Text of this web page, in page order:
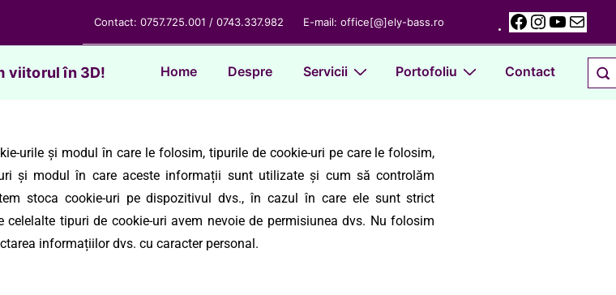
Contact: 0757.725.001 / 0743.337.982 E-mail: office[@]ely-bass.ro
viitorul în 3D! Home Despre Servicii Portofoliu Contact
urile și modul în care le folosim, tipurile de cookie-uri pe care le folosim,
și modul în care aceste informații sunt utilizate și cum să controlăm
stoca cookie-uri pe dispozitivul dvs., în cazul în care ele sunt strict
celelalte tipuri de cookie-uri avem nevoie de permisiunea dvs. Nu folosim
informațiilor dvs. cu caracter personal.